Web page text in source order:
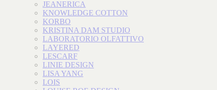
JEANERICA
KNOWLEDGE COTTON
KORBO
KRISTINA DAM STUDIO
LABORATORIO OLFATTIVO
LAYERED
LESCARF
LINIE DESIGN
LISA YANG
LOIS